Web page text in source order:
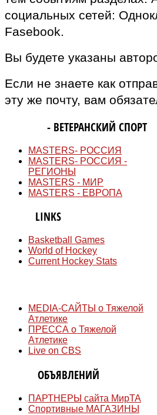
социальных сетей:
Fasebook.
Вы будете указаны
Если не знаете как
эту же почту, вам
- ВЕТЕРАНСКИЙ СПОРТ
MASTERS- РОССИЯ
MASTERS- РОССИЯ -
РЕГИОНЫ
MASTERS - МИР
MASTERS - ЕВРОПА
LINKS
Basketball Games
World of Hockey
Current Hockey Stats
MEDIA-САЙТЫ о Тяжелой
Атлетике
ПРЕССА о Тяжелой
Атлетике
Live on CBS
ОБЪЯВЛЕНИЙ
ПАРТНЕРЫ сайта МирТА
Спортивные МАГАЗИНЫ